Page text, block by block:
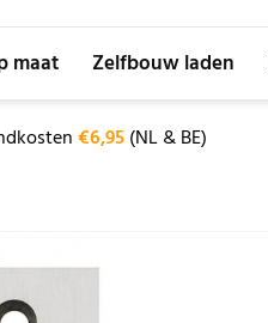
maat Zelfbouw laden
€6,95(NL & BE)